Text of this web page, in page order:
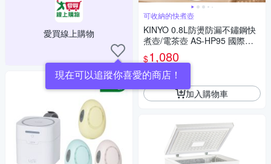
愛買線上購物
現在可以追蹤你喜愛的商店！
可收納的快煮壺
KINYO 0.8L防燙防漏不鏽鋼快
煮壺/電茶壺 AS-HP95 國際雙
電壓/旅行
$1,080
券
加入購物車